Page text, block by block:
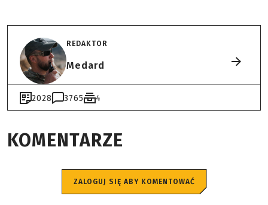
REDAKTOR
Medard
2028 3765 4
KOMENTARZE
ZALOGUJ SIĘ ABY KOMENTOWAĆ